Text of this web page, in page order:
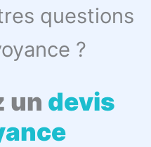
questions
?
un devis